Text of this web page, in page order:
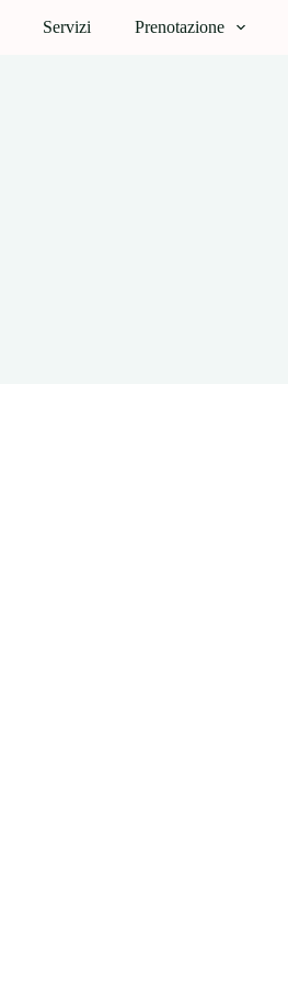
Servizi Prenotazione